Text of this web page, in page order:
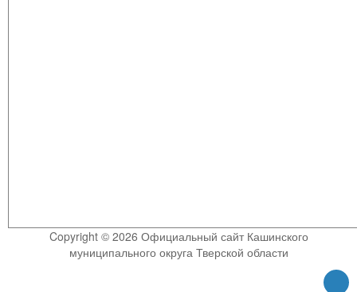
Copyright © 2026 Официальный сайт Кашинского
муниципального округа Тверской области